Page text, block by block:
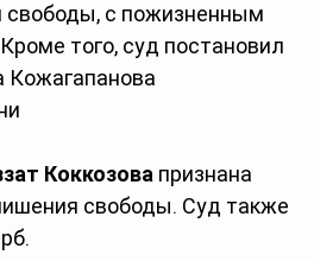
свободы, с пожизненным
того, суд постановил
Кожагапанова
Коккозова признана
свободы. Суд также